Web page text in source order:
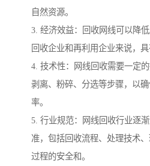
自然资源。
3. 经济效益：回收网线可以降
回收企业和再利用企业来说，具
4. 技术性：网线回收需要一定
剥离、粉碎、分选等步骤，以
率。
5. 行业规范：网线回收行业逐
准，包括回收流程、处理技术
过程的安全和。